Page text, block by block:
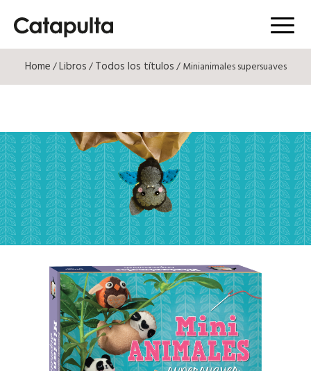
Menú
Home/Libros/Todos los títulos/ Minianimales supersuaves